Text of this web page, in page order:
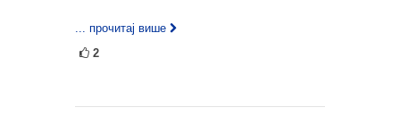
... прочитај више
2